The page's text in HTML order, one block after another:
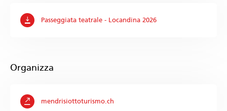
Passeggiata teatrale - Locandina 2026
Organizza
mendrisiottoturismo.ch